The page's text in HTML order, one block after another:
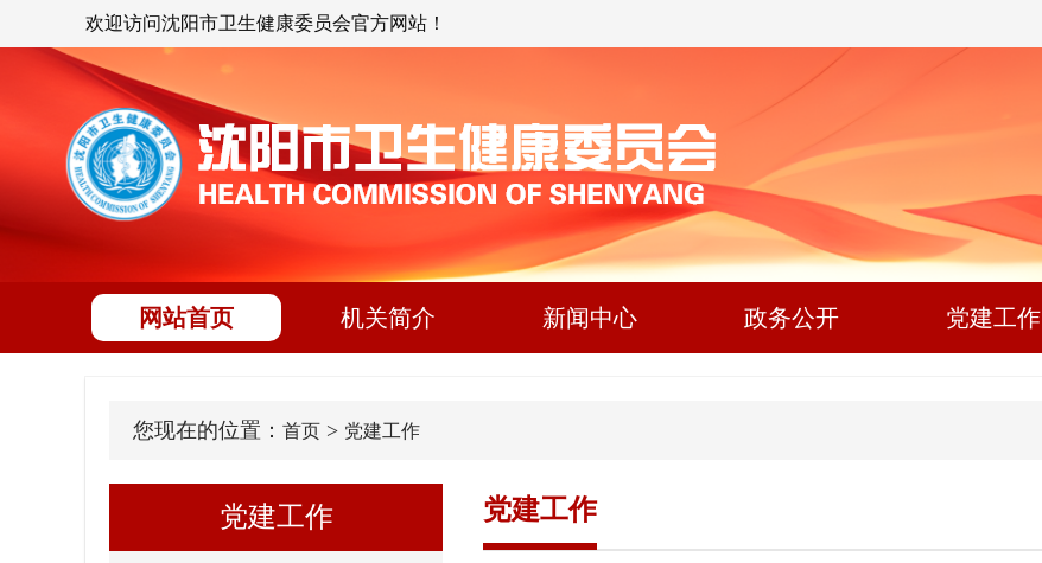
欢迎访问沈阳市卫生健康委员会官方网站！
网站首页 机关简介 新闻中心 政务公开 党建工作
您现在的位置： 首页 > 党建工作
党建工作 党建工作